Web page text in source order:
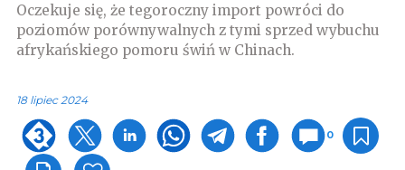
Oczekuje się, że tegoroczny import powróci do
poziomów porównywalnych z tymi sprzed wybuchu
afrykańskiego pomoru świń w Chinach.
18 lipiec 2024
0